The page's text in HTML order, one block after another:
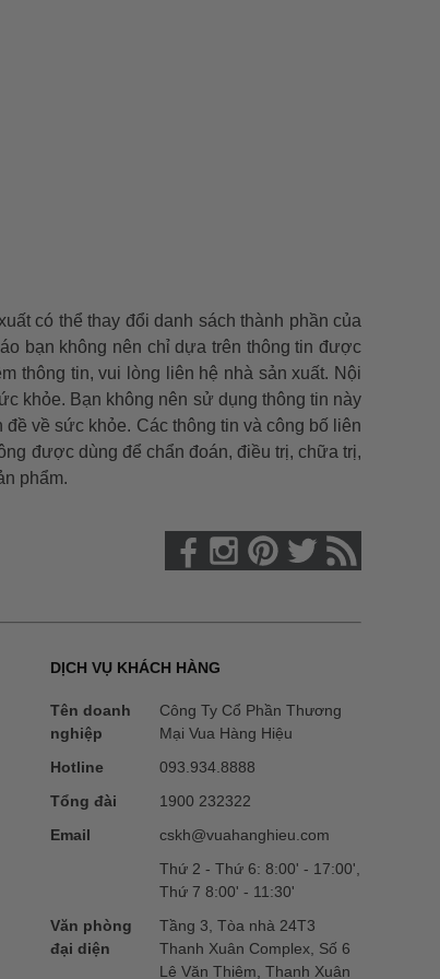
có thể thay đổi danh sách thành phần của
bạn không nên chỉ dựa trên thông tin được
thông tin, vui lòng liên hệ nhà sản xuất. Nội
khỏe. Bạn không nên sử dụng thông tin này
về sức khỏe. Các thông tin và công bố liên
được dùng để chẩn đoán, điều trị, chữa trị,
phẩm.
DỊCH VỤ KHÁCH HÀNG
Tên doanh
nghiệp
Công Ty Cổ Phần Thương
Mại Vua Hàng Hiệu
Hotline
093.934.8888
Tổng đài
1900 232322
Email
cskh@vuahanghieu.com
Thứ 2 - Thứ 6: 8:00' - 17:00',
Thứ 7 8:00' - 11:30'
Văn phòng
đại diện
Tầng 3, Tòa nhà 24T3
Thanh Xuân Complex, Số 6
Lê Văn Thiêm, Thanh Xuân